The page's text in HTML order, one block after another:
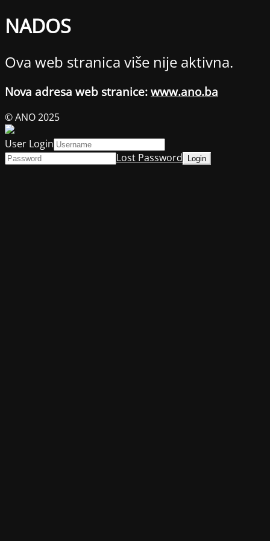
NADOS
Ova web stranica više nije aktivna.
Nova adresa web stranice: www.ano.ba
© ANO 2025
User Login
Lost Password